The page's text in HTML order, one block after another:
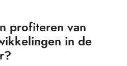
profiteren van
in de